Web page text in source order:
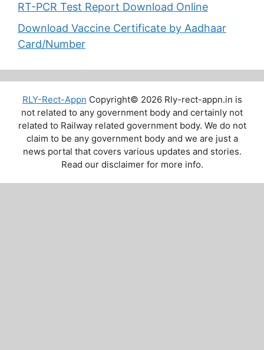
RT-PCR Test Report Download Online
Download Vaccine Certificate by Aadhaar
Card/Number
RLY-Rect-Appn Copyright© 2026 Rly-rect-appn.in is
not related to any government body and certainly not
related to Railway related government body. We do not
claim to be any government body and we are just a
news portal that covers various updates and stories.
Read our disclaimer for more info.